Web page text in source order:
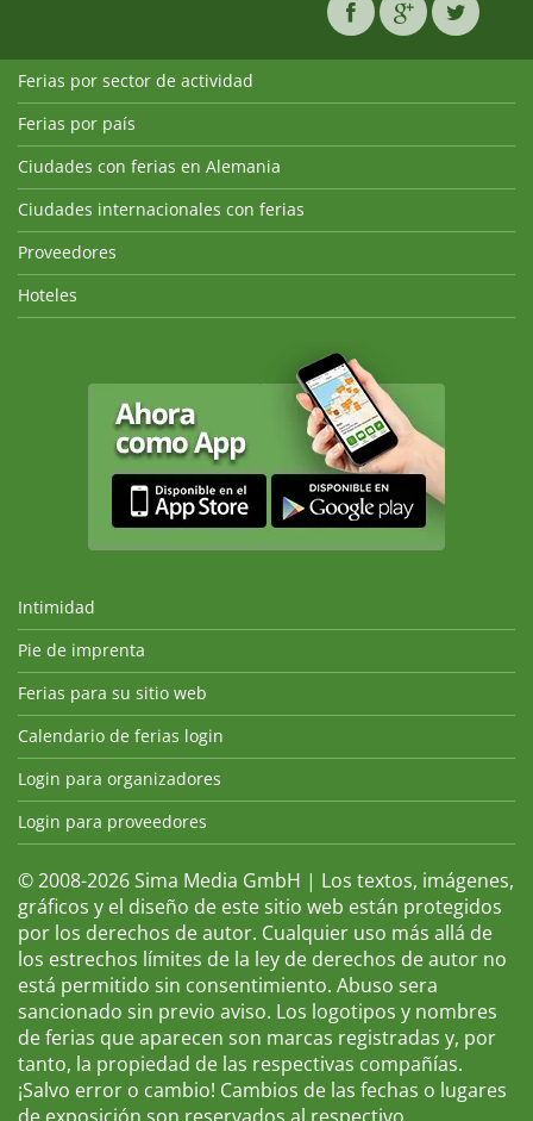
Ferias por sector de actividad
Ferias por país
Ciudades con ferias en Alemania
Ciudades internacionales con ferias
Proveedores
Hoteles
Intimidad
Pie de imprenta
Ferias para su sitio web
Calendario de ferias login
Login para organizadores
Login para proveedores
© 2008-2026 Sima Media GmbH | Los textos, imágenes,
gráficos y el diseño de este sitio web están protegidos
por los derechos de autor. Cualquier uso más allá de
los estrechos límites de la ley de derechos de autor no
está permitido sin consentimiento. Abuso sera
sancionado sin previo aviso. Los logotipos y nombres
de ferias que aparecen son marcas registradas y, por
tanto, la propiedad de las respectivas compañías.
¡Salvo error o cambio! Cambios de las fechas o lugares